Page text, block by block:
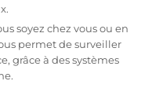
, il est désormais
à distance. Vous pouvez
logement via une
et gérer votre
soyez chez vous ou en
permet de surveiller
grâce à des systèmes